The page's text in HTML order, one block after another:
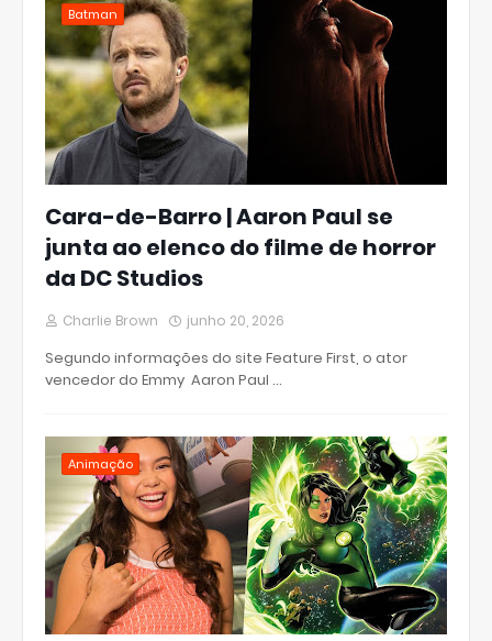
Batman
Cara-de-Barro | Aaron Paul se
junta ao elenco do filme de horror
da DC Studios
Charlie Brown junho 20, 2026
Segundo informações do site Feature First, o ator
vencedor do Emmy Aaron Paul …
Animação